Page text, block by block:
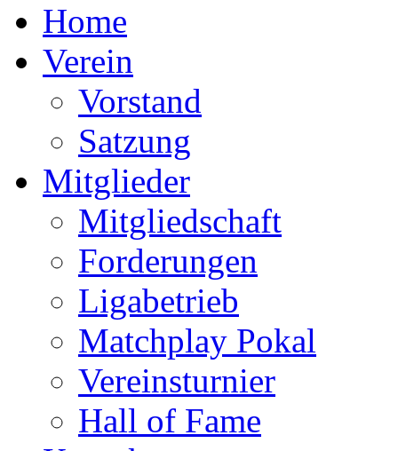
Home
Verein
Vorstand
Satzung
Mitglieder
Mitgliedschaft
Forderungen
Ligabetrieb
Matchplay Pokal
Vereinsturnier
Hall of Fame